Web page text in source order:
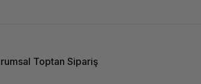
Toptan Sipariş